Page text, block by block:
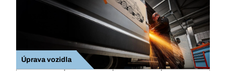
Úprava vozidla